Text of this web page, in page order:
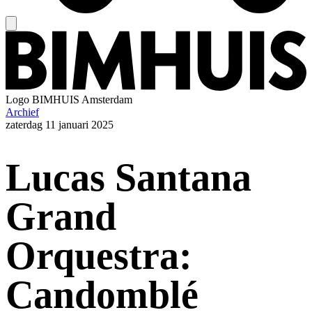
Logo BIMHUIS Amsterdam
Archief
zaterdag 11 januari 2025
Lucas Santana
Grand
Orquestra:
Candomblé